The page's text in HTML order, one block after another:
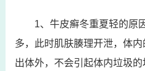
1、牛皮癣冬重夏轻的原
多，此时肌肤腠理开泄，体
出体外，不会引起体内垃圾